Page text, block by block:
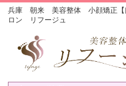
兵庫 朝来 美容整体 小顔矯正【
ロン リフージュ